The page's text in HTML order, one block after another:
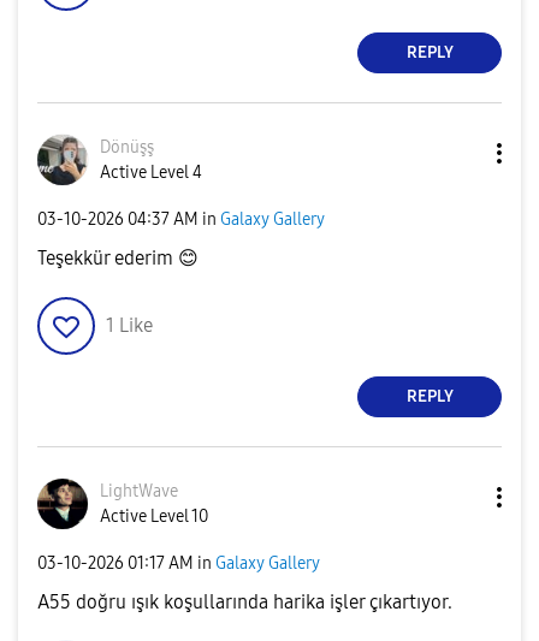
REPLY
Dönüşş
Active Level 4
‎03-10-2026 04:37 AM in Galaxy Gallery
Teşekkür ederim 😊
1 Like
REPLY
LightWave
Active Level 10
‎03-10-2026 01:17 AM in Galaxy Gallery
A55 doğru ışık koşullarında harika işler çıkartıyor.